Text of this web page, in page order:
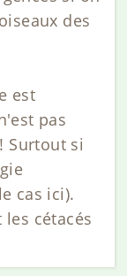
des
est
pas
Surtout si
cas ici).
les cétacés